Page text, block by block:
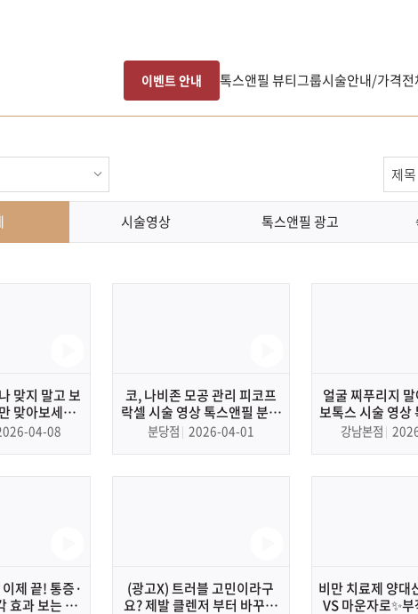
이벤트 안내 톡스앤필 뷰티그룹시술안내/가격
시술영상 톡스앤필 광고
맞지 말고 보
맞아보세요”
톡스 부작용,
다.
04-08
코, 나비존 모공 관리 피코프
락셀 시술 영상 톡스앤필 분당
점 분당 피부과, 피부관리
분당점 2026-04-01
얼굴 찌푸리지
보톡스 시술 영상
남본점 강남 피
강남본점
제 끝! 통증·
효과 보는 온
(광고X) 트러블 고민이라구
요? 제발 클렌저 부터 바꾸세
비만 치료제 양대
VS 마운자로✨